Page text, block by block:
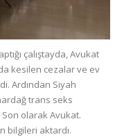
çalıştayda, Avukat
kesilen cezalar ve ev
Ardından Siyah
trans seks
Son olarak Avukat.
bilgileri aktardı.